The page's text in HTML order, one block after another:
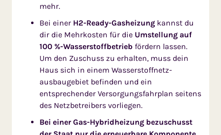
mehr.
Bei einer H2-Ready-Gas­heizung kannst du
dir die Mehrkosten für die Umstel­lung auf
100 %-Wasserstoff­betrieb fördern lassen.
Um den Zuschuss zu erhalten, muss dein
Haus sich in einem Wasserstoffnetz­
ausbaugebiet befinden und ein
entsprechender Versorgungsfahrplan seitens
des Netzbetrei­bers vorliegen.
Bei einer Gas-Hybrid­heizung bezuschusst